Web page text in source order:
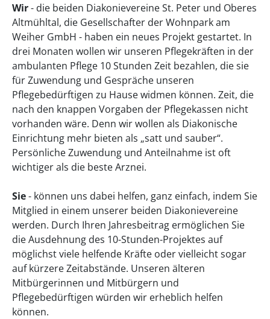
Wir- die beiden Diakonievereine St. Peter und Oberes
Altmühltal, die Gesellschafter der Wohnpark am
Weiher GmbH - haben ein neues Projekt gestartet. In
drei Monaten wollen wir unseren Pflegekräften in der
ambulanten Pflege 10 Stunden Zeit bezahlen, die sie
für Zuwendung und Gespräche unseren
Pflegebedürftigen zu Hause widmen können. Zeit, die
nach den knappen Vorgaben der Pflegekassen nicht
vorhanden wäre. Denn wir wollen als Diakonische
Einrichtung mehr bieten als „satt und sauber“.
Persönliche Zuwendung und Anteilnahme ist oft
wichtiger als die beste Arznei.
Sie- können uns dabei helfen, ganz einfach, indem Sie
Mitglied in einem unserer beiden Diakonievereine
werden. Durch Ihren Jahresbeitrag ermöglichen Sie
die Ausdehnung des 10-Stunden-Projektes auf
möglichst viele helfende Kräfte oder vielleicht sogar
auf kürzere Zeitabstände. Unseren älteren
Mitbürgerinnen und Mitbürgern und
Pflegebedürftigen würden wir erheblich helfen
können.